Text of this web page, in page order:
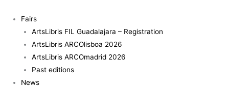
content
Fairs
ArtsLibris FIL Guadalajara – Registration
ArtsLibris ARCOlisboa 2026
ArtsLibris ARCOmadrid 2026
Past editions
News